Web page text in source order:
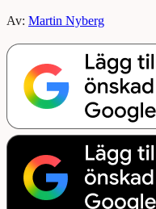
Av: Martin Nyberg